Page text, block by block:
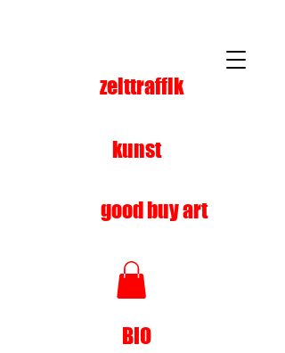
kunst
zeittraffik
good buy art
BIO